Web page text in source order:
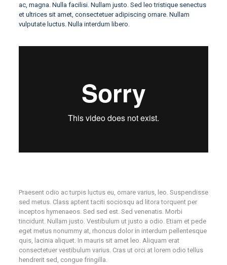
ac, magna. Nulla facilisi. Nullam justo. Sed leo tristique senectus
et ultrices sit amet, consectetuer adipiscing ornare. Nullam
vulputate luctus. Nulla interdum libero.
Praesent odio ac turpis luctus eu, ornare varius, leo. Suspendisse
sed metus. Class aptent taciti sociosqu ad litora torquent per
inceptos hymenaeos. Sed sed est. Sed venenatis. Morbi
tincidunt. Nullam justo. Vestibulum ut justo a odio. Etiam et pede
eget metus nonummy at, rhoncus dolor in interdum pellentesque
quis, lacinia aliquet. In mauris sit amet leo. Aliquam erat
consectetuer vestibulum varius. Cras ut orci at lorem odio tellus
hendrerit sed, congue fringilla.